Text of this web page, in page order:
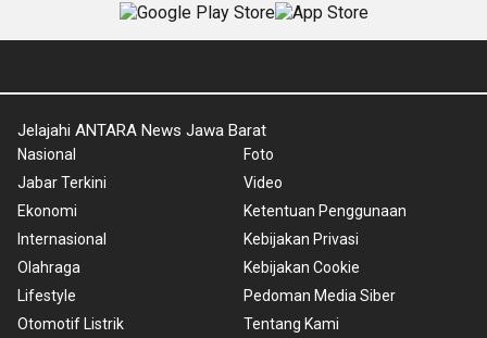
Jelajahi ANTARA News Jawa Barat
Nasional
Jabar Terkini
Ekonomi
Internasional
Olahraga
Lifestyle
Otomotif Listrik
Foto
Video
Ketentuan Penggunaan
Kebijakan Privasi
Kebijakan Cookie
Pedoman Media Siber
Tentang Kami